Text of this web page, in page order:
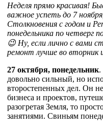
Неделя прямо красивая!
важное успеть до 7
Столкновения с годом и
понедельника по четверг
😉 Ну, если лично с вами
ремонт лучше во вторник
27 октября, понедельник.
довольно сильный, но
второстепенных дел. Он
бизнеса и проектов,
разогретая Земля, то
занятиями. Свиньям